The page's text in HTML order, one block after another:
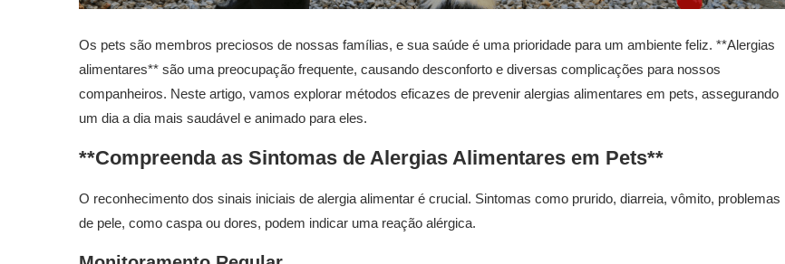
Os pets são membros preciosos de nossas famílias, e sua saúde é uma prioridade para um ambiente feliz. **Alergias
alimentares** são uma preocupação frequente, causando desconforto e diversas complicações para nossos
companheiros. Neste artigo, vamos explorar métodos eficazes de prevenir alergias alimentares em pets, assegurando
um dia a dia mais saudável e animado para eles.
**Compreenda as Sintomas de Alergias Alimentares em Pets**
O reconhecimento dos sinais iniciais de alergia alimentar é crucial. Sintomas como prurido, diarreia, vômito, problemas
de pele, como caspa ou dores, podem indicar uma reação alérgica.